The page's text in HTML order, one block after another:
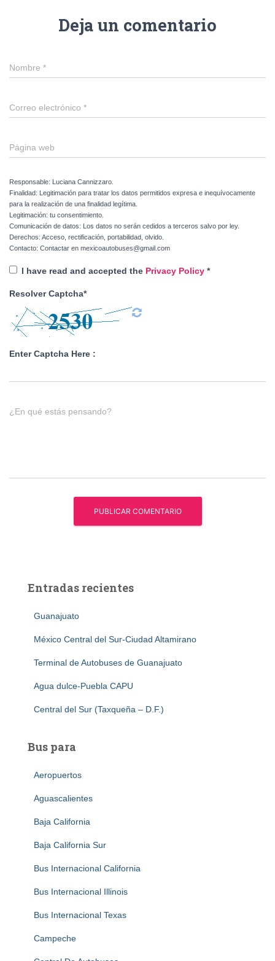
Deja un comentario
Nombre *
Correo electrónico *
Página web
Responsable: Luciana Cannizzaro.
Finalidad: Legitimación para tratar los datos permitidos expresa e inequívocamente
para la realización de una finalidad legítima.
Legitimación: tu consentimiento.
Comunicación de datos: Los datos no serán cedidos a terceros salvo por ley.
Derechos: Acceso, rectificación, portabilidad, olvido.
Contacto: Contactar en mexicoautobuses@gmail.com
I have read and accepted the Privacy Policy *
Resolver Captcha*
Enter Captcha Here :
¿En qué estás pensando?
Entradas recientes
Guanajuato
México Central del Sur-Ciudad Altamirano
Terminal de Autobuses de Guanajuato
Agua dulce-Puebla CAPU
Central del Sur (Taxqueña – D.F.)
Bus para
Aeropuertos
Aguascalientes
Baja California
Baja California Sur
Bus Internacional California
Bus Internacional Illinois
Bus Internacional Texas
Campeche